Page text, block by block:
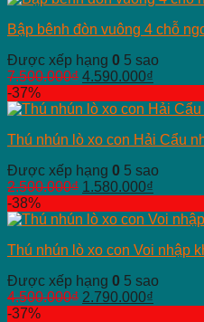
Bập bênh đòn vuông 4 chỗ
Được xếp hạng 0 5 sao
7.500.000₫ 4.590.000₫
-37%
Thú nhún lò xo con Hải Cẩu
Được xếp hạng 0 5 sao
2.500.000₫ 1.580.000₫
-38%
Thú nhún lò xo con Voi nhập
Được xếp hạng 0 5 sao
4.500.000₫ 2.790.000₫
-37%